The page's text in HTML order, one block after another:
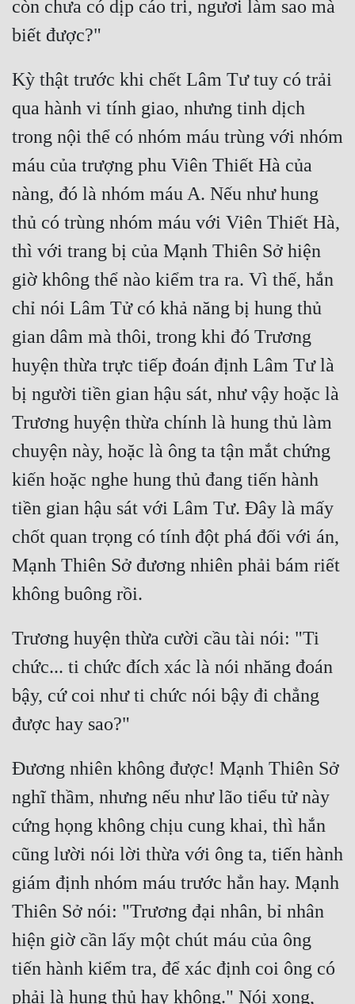
còn chưa có dịp cáo tri, ngươi làm sao mà
Kỳ thật trước khi chết Lâm Tư tuy có trải
qua hành vi tính giao, nhưng tinh dịch
trong nội thể có nhóm máu trùng với nhóm
máu của trượng phu Viên Thiết Hà của
nàng, đó là nhóm máu A. Nếu như hung
thủ có trùng nhóm máu với Viên Thiết Hà,
thì với trang bị của Mạnh Thiên Sở hiện
giờ không thể nào kiểm tra ra. Vì thế, hắn
chỉ nói Lâm Tử có khả năng bị hung thủ
gian dâm mà thôi, trong khi đó Trương
huyện thừa trực tiếp đoán định Lâm Tư là
bị người tiền gian hậu sát, như vậy hoặc là
Trương huyện thừa chính là hung thủ làm
chuyện này, hoặc là ông ta tận mắt chứng
kiến hoặc nghe hung thủ đang tiến hành
tiền gian hậu sát với Lâm Tư. Đây là mấy
chốt quan trọng có tính đột phá đối với án,
Mạnh Thiên Sở đương nhiên phải bám riết
Trương huyện thừa cười cầu tài nói: "Ti
chức... ti chức đích xác là nói nhăng đoán
bậy, cứ coi như ti chức nói bậy đi chẳng
Đương nhiên không được! Mạnh Thiên Sở
nghĩ thầm, nhưng nếu như lão tiểu tử này
cứng họng không chịu cung khai, thì hắn
cũng lười nói lời thừa với ông ta, tiến hành
giám định nhóm máu trước hẳn hay. Mạnh
Thiên Sở nói: "Trương đại nhân, bỉ nhân
hiện giờ cần lấy một chút máu của ông
tiến hành kiểm tra, để xác định coi ông có
phải là hung thủ hay không." Nói xong,